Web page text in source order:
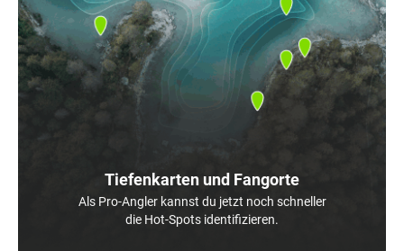
Tiefenkarten und Fangorte
Als Pro-Angler kannst du jetzt noch schneller
die Hot-Spots identifizieren.